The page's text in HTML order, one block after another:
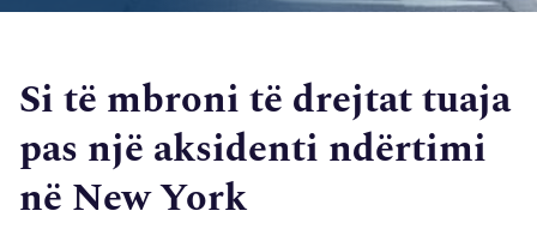
Si të mbroni të drejtat tuaja
pas një aksidenti ndërtimi
në New York